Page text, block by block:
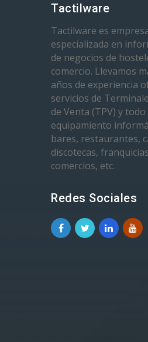
Tactilware
Tactilware es
especializada en
de negocios de
comercio. Llevamos
años de experiencia
servicios de
de Venta (TPV) y
equipamiento
bares, restaurantes,
discotecas,
comercios, etc.
Redes Sociales